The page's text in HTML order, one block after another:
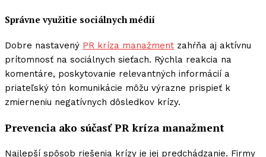
Správne využitie sociálnych médií
Dobre nastavený PR kríza manažment zahŕňa aj aktívnu
prítomnosť na sociálnych sieťach. Rýchla reakcia na
komentáre, poskytovanie relevantných informácií a
priateľský tón komunikácie môžu výrazne prispieť k
zmierneniu negatívnych dôsledkov krízy.
Prevencia ako súčasť PR kríza manažment
Najlepší spôsob riešenia krízy je jej predchádzanie. Firmy